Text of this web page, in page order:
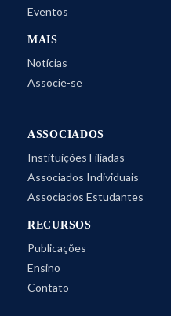
Eventos
MAIS
Notícias
Associe-se
ASSOCIADOS
Instituições Filiadas
Associados Individuais
Associados Estudantes
RECURSOS
Publicações
Ensino
Contato